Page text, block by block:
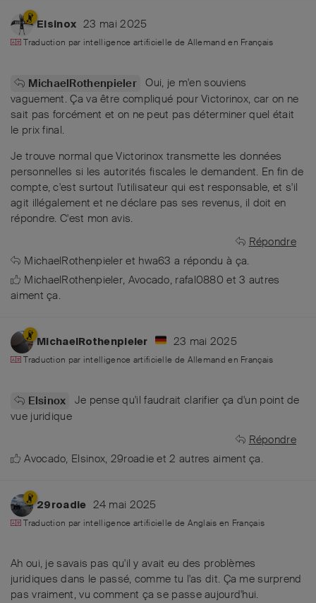
Elsinox 23 mai 2025
Traduction par intelligence artificielle de Allemand en Français
MichaelRothenpieler Oui, je m'en souviens
vaguement. Ça va être compliqué pour Victorinox, car on ne
sait pas forcément et on ne peut pas déterminer quel était
le prix final.
Je trouve normal que Victorinox transmette les données
personnelles si les autorités fiscales le demandent. En fin de
compte, c'est surtout l'utilisateur qui est responsable, et s'il
agit illégalement et ne déclare pas ses revenus, il doit en
répondre. C'est mon avis.
Répondre
MichaelRothenpieler et hwa63 a répondu à ça.
MichaelRothenpieler, Avocado, rafal0880 et3 autres
aiment ça.
MichaelRothenpieler 23 mai 2025
Traduction par intelligence artificielle de Allemand en Français
Elsinox
Je pense qu'il faudrait clarifier ça d'un point de
vue juridique
Répondre
Avocado, Elsinox, 29roadie et2 autres aiment ça.
29roadie 24 mai 2025
Traduction par intelligence artificielle de Anglais en Français
Ah oui, je savais pas qu'il y avait eu des problèmes
juridiques dans le passé, comme tu l'as dit. Ça me surprend
pas vraiment, vu comment ça se passe aujourd'hui.